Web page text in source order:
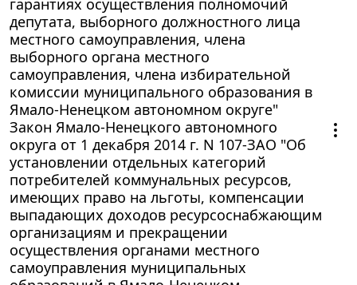
гарантиях осуществления полномочий
депутата, выборного должностного лица
местного самоуправления, члена
выборного органа местного
самоуправления, члена избирательной
комиссии муниципального образования в
Ямало-Ненецком автономном округе"
Закон Ямало-Ненецкого автономного
округа от 1 декабря 2014 г. N 107-ЗАО "Об
установлении отдельных категорий
потребителей коммунальных ресурсов,
имеющих право на льготы, компенсации
выпадающих доходов ресурсоснабжающим
организациям и прекращении
осуществления органами местного
самоуправления муниципальных